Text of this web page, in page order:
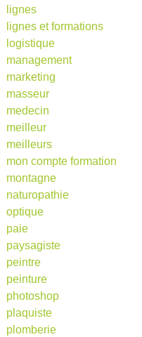
lignes
lignes et formations
logistique
management
marketing
masseur
medecin
meilleur
meilleurs
mon compte formation
montagne
naturopathie
optique
paie
paysagiste
peintre
peinture
photoshop
plaquiste
plomberie